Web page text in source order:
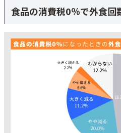
食品の消費税0％で外食回